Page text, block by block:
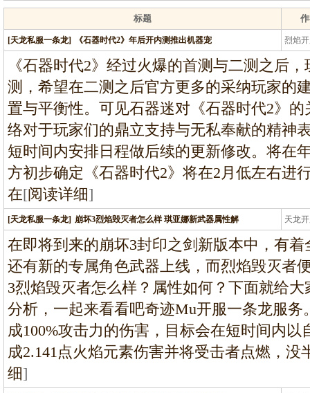
标题
[天龙私服一条龙] 《石器时代2》年后开内测推出机器宠 烈焰
龙
《石器时代2》经过火爆的首测与二测之后
测，希望在二测之后官方更多的采纳玩家的
置与平衡性。可见石器迷对《石器时代2》
络对于玩家们的鼎立支持与无私奉献的精神
短时间内安排日程做后续的更新修改。将在
方初步确定《石器时代2》将在2月低左右进
在[阅读详细]
[天龙私服一条龙] 崩坏3烈焰毁灭者怎么样 琪亚娜新武器属性解 天龙
龙
在即将到来的崩坏3封印之剑新版本中，有
还有新的专属角色武器上线，而烈焰毁灭者
3烈焰毁灭者怎么样？属性如何？下面就给
分析，一起来看看吧奇迹Mu开服一条龙服
成100%攻击力的伤害，目标会在短时间内
成2.141点火焰元素伤害并将受击者点燃，没
细]